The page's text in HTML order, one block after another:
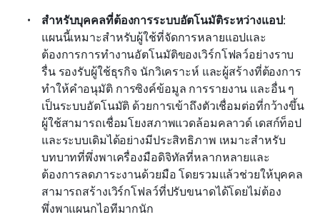
สำหรับบุคคลที่ต้องการระบบอัตโนมัติระหว่างแอป:
แผนนี้เหมาะสำหรับผู้ใช้ที่จัดการหลายแอปและ
ต้องการการทำงานอัตโนมัติของเวิร์กโฟลว์อย่างราบ
รื่น รองรับผู้ใช้ธุรกิจ นักวิเคราะห์ และผู้สร้างที่ต้องการ
ทำให้คำอนุมัติ การซิงค์ข้อมูล การรายงาน และอื่น ๆ
เป็นระบบอัตโนมัติ ด้วยการเข้าถึงตัวเชื่อมต่อที่กว้างขึ้น
ผู้ใช้สามารถเชื่อมโยงสภาพแวดล้อมคลาวด์ เดสก์ท็อป
และระบบเดิมได้อย่างมีประสิทธิภาพ เหมาะสำหรับ
บทบาทที่พึ่งพาเครื่องมือดิจิทัลที่หลากหลายและ
ต้องการลดภาระงานด้วยมือ โดยรวมแล้วช่วยให้บุคคล
สามารถสร้างเวิร์กโฟลว์ที่ปรับขนาดได้โดยไม่ต้อง
พึ่งพาแผนกไอทีมากนัก